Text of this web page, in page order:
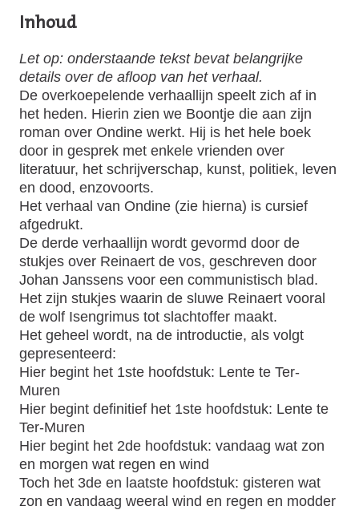
Inhoud
Let op: onderstaande tekst bevat belangrijke
details over de afloop van het verhaal.
De overkoepelende verhaallijn speelt zich af in
het heden. Hierin zien we Boontje die aan zijn
roman over Ondine werkt. Hij is het hele boek
door in gesprek met enkele vrienden over
literatuur, het schrijverschap, kunst, politiek, leven
en dood, enzovoorts.
Het verhaal van Ondine (zie hierna) is cursief
afgedrukt.
De derde verhaallijn wordt gevormd door de
stukjes over Reinaert de vos, geschreven door
Johan Janssens voor een communistisch blad.
Het zijn stukjes waarin de sluwe Reinaert vooral
de wolf Isengrimus tot slachtoffer maakt.
Het geheel wordt, na de introductie, als volgt
gepresenteerd:
Hier begint het 1ste hoofdstuk: Lente te Ter-
Muren
Hier begint definitief het 1ste hoofdstuk: Lente te
Ter-Muren
Hier begint het 2de hoofdstuk: vandaag wat zon
en morgen wat regen en wind
Toch het 3de en laatste hoofdstuk: gisteren wat
zon en vandaag weeral wind en regen en modder